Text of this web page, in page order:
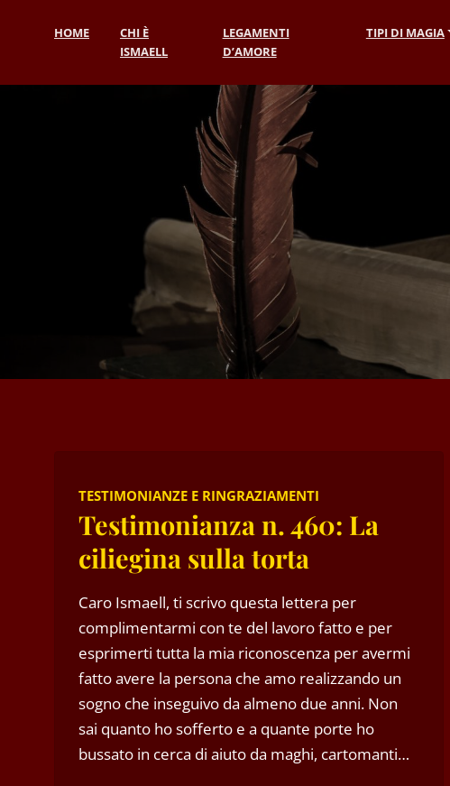
HOME
CHI È
ISMAELL
LEGAMENTI
D’AMORE
TIPI DI MAGIA
TESTIMONIANZE E RINGRAZIAMENTI
Testimonianza n. 460: La
ciliegina sulla torta
Caro Ismaell, ti scrivo questa lettera per
complimentarmi con te del lavoro fatto e per
esprimerti tutta la mia riconoscenza per avermi
fatto avere la persona che amo realizzando un
sogno che inseguivo da almeno due anni. Non
sai quanto ho sofferto e a quante porte ho
bussato in cerca di aiuto da maghi, cartomanti…